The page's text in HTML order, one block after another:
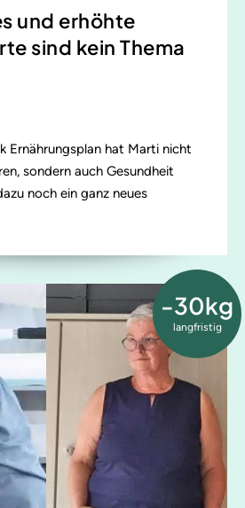
und erhöhte
sind kein Thema
Ernährungsplan hat Marti nicht
sondern auch Gesundheit
noch ein ganz neues
-30kg
langfristig